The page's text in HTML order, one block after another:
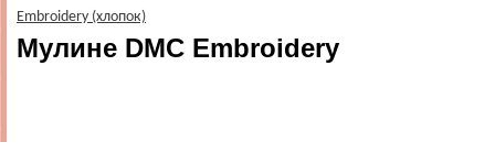
Embroidery (хлопок)
Мулине DMC Embroidery